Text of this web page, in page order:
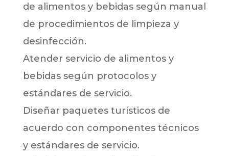
de alimentos y bebidas según manual
de procedimientos de limpieza y
desinfección.
Atender servicio de alimentos y
bebidas según protocolos y
estándares de servicio.
Diseñar paquetes turísticos de
acuerdo con componentes técnicos
y estándares de servicio.